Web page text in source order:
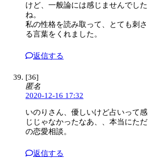
けど、一般論には感じませんでした
ね。
私の性格を読み取って、とても刺さ
る言葉をくれました。
返信する
[36]
匿名
2020-12-16 17:32
いのりさん、優しいけど占いって感
じじゃなかったなあ、、本当にただ
の恋愛相談。
返信する